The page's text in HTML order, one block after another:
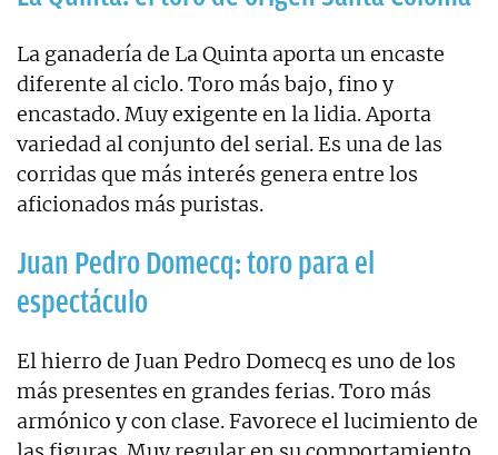
La ganadería de La Quinta aporta un encaste
diferente al ciclo. Toro más bajo, fino y
encastado. Muy exigente en la lidia. Aporta
variedad al conjunto del serial. Es una de las
corridas que más interés genera entre los
aficionados más puristas.
Juan Pedro Domecq: toro para el
espectáculo
El hierro de Juan Pedro Domecq es uno de los
más presentes en grandes ferias. Toro más
armónico y con clase. Favorece el lucimiento de